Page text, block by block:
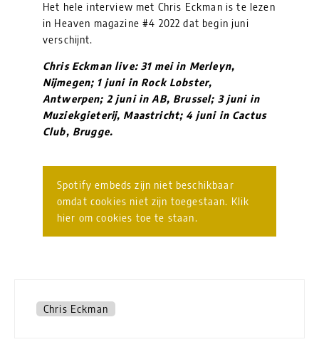
Het hele interview met Chris Eckman is te lezen
in Heaven magazine #4 2022 dat begin juni
verschijnt.
Chris Eckman live: 31 mei in Merleyn,
Nijmegen; 1 juni in Rock Lobster,
Antwerpen; 2 juni in AB, Brussel; 3 juni in
Muziekgieterij, Maastricht; 4 juni in Cactus
Club, Brugge.
Spotify embeds zijn niet beschikbaar
omdat cookies niet zijn toegestaan. Klik
hier om cookies toe te staan.
Chris Eckman